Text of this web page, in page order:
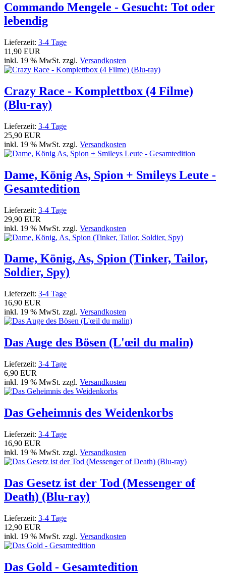
Commando Mengele - Gesucht: Tot oder
lebendig
Lieferzeit: 3-4 Tage
11,90 EUR
inkl. 19 % MwSt. zzgl. Versandkosten
Crazy Race - Komplettbox (4 Filme)
(Blu-ray)
Lieferzeit: 3-4 Tage
25,90 EUR
inkl. 19 % MwSt. zzgl. Versandkosten
Dame, König As, Spion + Smileys Leute -
Gesamtedition
Lieferzeit: 3-4 Tage
29,90 EUR
inkl. 19 % MwSt. zzgl. Versandkosten
Dame, König, As, Spion (Tinker, Tailor,
Soldier, Spy)
Lieferzeit: 3-4 Tage
16,90 EUR
inkl. 19 % MwSt. zzgl. Versandkosten
Das Auge des Bösen (L'œil du malin)
Lieferzeit: 3-4 Tage
6,90 EUR
inkl. 19 % MwSt. zzgl. Versandkosten
Das Geheimnis des Weidenkorbs
Lieferzeit: 3-4 Tage
16,90 EUR
inkl. 19 % MwSt. zzgl. Versandkosten
Das Gesetz ist der Tod (Messenger of
Death) (Blu-ray)
Lieferzeit: 3-4 Tage
12,90 EUR
inkl. 19 % MwSt. zzgl. Versandkosten
Das Gold - Gesamtedition